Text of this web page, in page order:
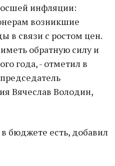
инфляции:
возникшие
в связи с ростом цен.
обратную силу и
года, - отметил в
Вячеслав Володин,
бюджете есть, добавил